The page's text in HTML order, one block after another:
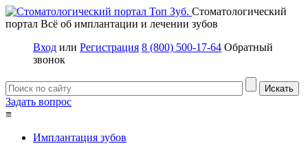
Стоматологический
портал Всё об имплантации и лечении зубов
Вход или Регистрация 8 (800) 500-17-64 Обратный
звонок
Задать вопрос
≡
Имплантация зубов